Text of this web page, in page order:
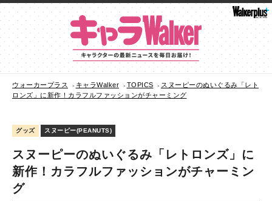
ウォーカープラス キャラWalker TOPICS
スヌーピーのぬいぐるみ「レト
ロンズ」に新作！カラフルファッションがチャーミング
グッズ スヌーピー(PEANUTS)
スヌーピーのぬいぐるみ「レトロンズ」に
新作！カラフルファッションがチャーミン
グ